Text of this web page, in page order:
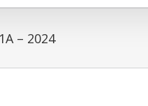
– 2024